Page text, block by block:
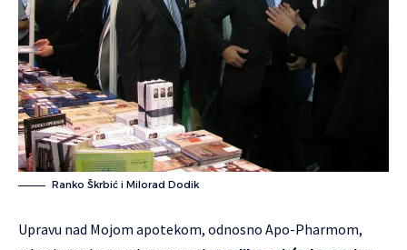
Ranko Škrbić i Milorad Dodik
Upravu nad Mojom apotekom, odnosno Apo-Pharmom,